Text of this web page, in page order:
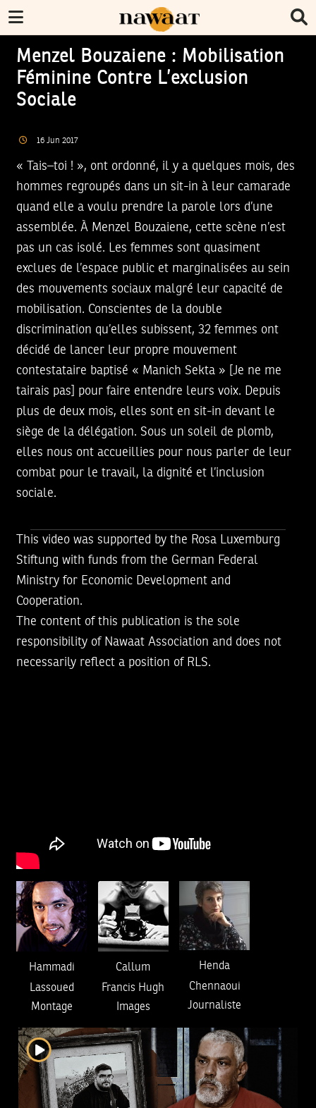
Menzel Bouzaiene : Mobilisation
Féminine Contre L’exclusion
Sociale
16 Jun 2017
« Tais–toi ! », ont ordonné, il y a quelques mois, des
hommes regroupés dans un sit-in à leur camarade
quand elle a voulu prendre la parole lors d’une
assemblée. À Menzel Bouzaiene, cette scène n’est
pas un cas isolé. Les femmes sont quasiment
exclues de l’espace public et marginalisées au sein
des mouvements sociaux malgré leur capacité de
mobilisation. Conscientes de la double
discrimination qu’elles subissent, 32 femmes ont
décidé de lancer leur propre mouvement
contestataire baptisé « Manich Sekta » [Je ne me
tairais pas] pour faire entendre leurs voix. Depuis
plus de deux mois, elles sont en sit-in devant le
siège de la délégation. Sous un soleil de plomb,
elles nous ont accueillies pour nous parler de leur
combat pour le travail, la dignité et l’inclusion
sociale.
This video was supported by the Rosa Luxemburg
Stiftung with funds from the German Federal
Ministry for Economic Development and
Cooperation.
The content of this publication is the sole
responsibility of Nawaat Association and does not
necessarily reflect a position of RLS.
Hammadi
Lassoued
Montage
Callum
Francis Hugh
Images
Henda
Chennaoui
Journaliste